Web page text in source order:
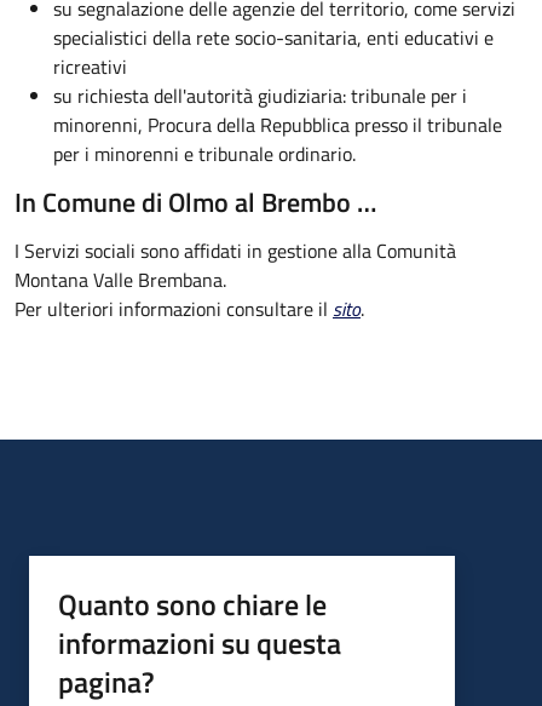
su segnalazione delle agenzie del territorio, come servizi
specialistici della rete socio-sanitaria, enti educativi e
ricreativi
su richiesta dell'autorità giudiziaria: tribunale per i
minorenni, Procura della Repubblica presso il tribunale
per i minorenni e tribunale ordinario.
In Comune di Olmo al Brembo …
I Servizi sociali sono affidati in gestione alla Comunità
Montana Valle Brembana.
Per ulteriori informazioni consultare il sito.
Quanto sono chiare le
informazioni su questa
pagina?